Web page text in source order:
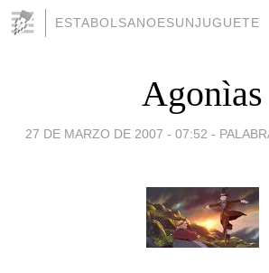
ESTABOLSANOESUNJUGUETE
Agonìas
27 DE MARZO DE 2007 - 07:52 -